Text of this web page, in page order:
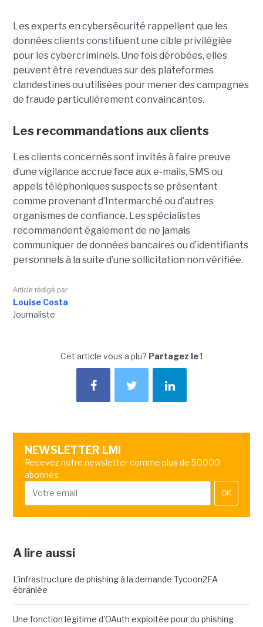
Les experts en cybersécurité rappellent que les
données clients constituent une cible privilégiée
pour les cybercriminels. Une fois dérobées, elles
peuvent être revendues sur des plateformes
clandestines ou utilisées pour mener des campagnes
de fraude particulièrement convaincantes.
Les recommandations aux clients
Les clients concernés sont invités à faire preuve
d’une vigilance accrue face aux e-mails, SMS ou
appels téléphoniques suspects se présentant
comme provenant d’Intermarché ou d’autres
organismes de confiance. Les spécialistes
recommandent également de ne jamais
communiquer de données bancaires ou d’identifiants
personnels à la suite d’une sollicitation non vérifiée.
Article rédigé par
Louise Costa
Journaliste
Cet article vous a plu? Partagez le !
NEWSLETTER LMI
Recevez notre newsletter comme plus de 50000
abonnés
OK
A lire aussi
L'infrastructure de phishing à la demande Tycoon2FA
ébranlée
Une fonction légitime d'OAuth exploitée pour du phishing